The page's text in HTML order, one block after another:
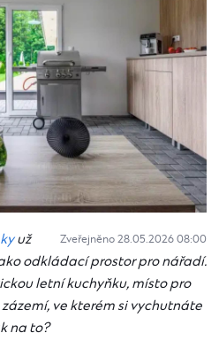
Zveřejněno 28.05.2026 08:00
už
odkládací prostor pro nářadí.
letní kuchyňku, místo pro
ve kterém si vychutnáte
na to?